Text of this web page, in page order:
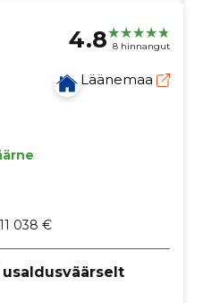
4.8 8 hinnangut
Läänemaa
038 €